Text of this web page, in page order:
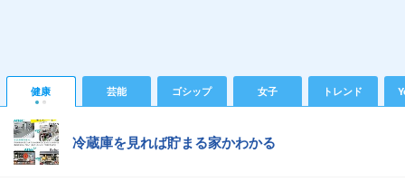
健康 芸能 ゴシップ 女子 トレンド
冷蔵庫を見れば貯まる家かわかる